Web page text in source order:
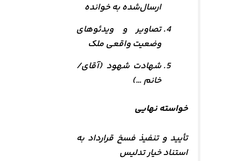
ارسال‌شده به خوانده
تصاویر و ویدئوهای
وضعیت واقعی ملک
شهادت شهود (آقای/
خانم …)
خواسته نهایی
تأیید و تنفیذ فسخ قرارداد به
استناد خیار تدلیس